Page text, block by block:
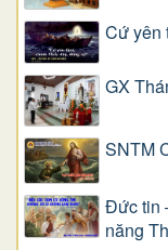
Cứ yên
GX
SNTM
Đức tin
năng